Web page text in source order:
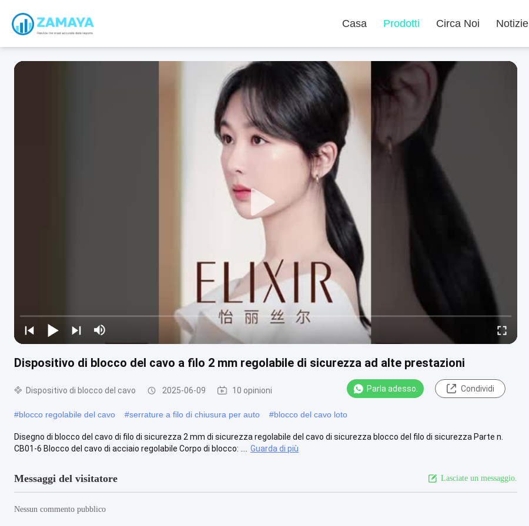
Casa Prodotti Circa Noi Notizie
Dispositivo di blocco del cavo a filo 2 mm regolabile di sicurezza ad alte prestazioni
Dispositivo di blocco del cavo 2025-06-09 10 opinioni Parla adesso. Condividi
#blocco regolabile del cavo #serrature a filo di chiusura per auto #blocco del cavo loto
Disegno di blocco del cavo di filo di sicurezza 2 mm di sicurezza regolabile del cavo di sicurezza blocco del filo di sicurezza Parte n.
CB01-6 Blocco del cavo di acciaio regolabile Corpo di blocco: ....
Guarda di più
Messaggi del visitatore Lasciate un messaggio.
Nessun commento pubblico